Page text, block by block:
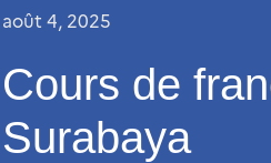
août 4, 2025
Cours de
Surabaya